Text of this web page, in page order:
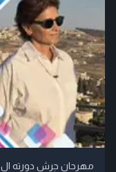
مهرحان جرش دورته ال 40